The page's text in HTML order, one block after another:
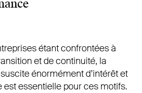
Droit Belge
"Panorama des
matière de gouvernance
Recent developments of
e organisé par Women on
étant confrontées à
et de continuité, la
énormément d’intérêt et
est essentielle pour ces motifs.